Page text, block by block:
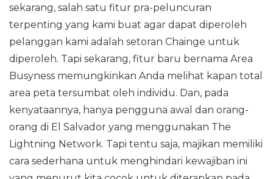
sekarang, salah satu fitur pra-peluncuran
terpenting yang kami buat agar dapat diperoleh
pelanggan kami adalah setoran Chainge untuk
diperoleh. Tapi sekarang, fitur baru bernama Area
Busyness memungkinkan Anda melihat kapan total
area peta tersumbat oleh individu. Dan, pada
kenyataannya, hanya pengguna awal dan orang-
orang di El Salvador yang menggunakan The
Lightning Network. Tapi tentu saja, majikan memiliki
cara sederhana untuk menghindari kewajiban ini